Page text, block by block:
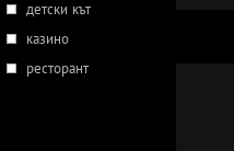
детски кът
казино
ресторант